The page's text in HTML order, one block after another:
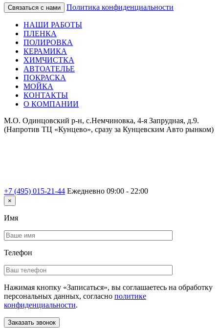
Связаться с нами Политика конфиденциальности
НАШИ РАБОТЫ
ПЛЕНКА
ПОЛИРОВКА
КЕРАМИКА
ХИМЧИСТКА
АВТОАТЕЛЬЕ
ПОКРАСКА
МОЙКА
КОНТАКТЫ
О КОМПАНИИ
М.О. Одинцовский р-н, с.Немчиновка, 4-я Запрудная, д.9.
(Напротив ТЦ «Кунцево», сразу за Кунцевским Авто рынком)
+7 (495) 015-21-44 Ежедневно 09:00 - 22:00
×
Имя
Телефон
Нажимая кнопку «Записаться», вы соглашаетесь на обработку
персональных данных, согласно политике
конфиденциальности.